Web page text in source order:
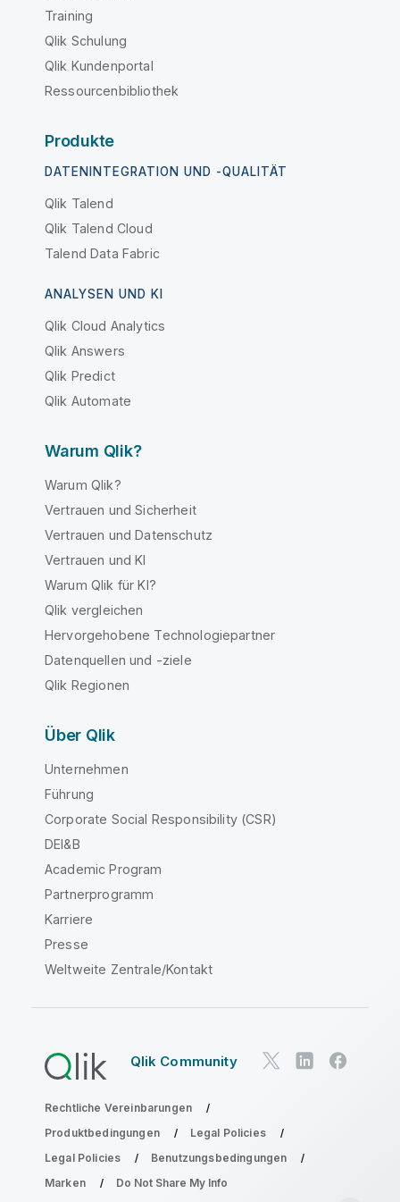
Training
Qlik Schulung
Qlik Kundenportal
Ressourcenbibliothek
Produkte
DATENINTEGRATION UND -QUALITÄT
Qlik Talend
Qlik Talend Cloud
Talend Data Fabric
ANALYSEN UND KI
Qlik Cloud Analytics
Qlik Answers
Qlik Predict
Qlik Automate
Warum Qlik?
Warum Qlik?
Vertrauen und Sicherheit
Vertrauen und Datenschutz
Vertrauen und KI
Warum Qlik für KI?
Qlik vergleichen
Hervorgehobene Technologiepartner
Datenquellen und -ziele
Qlik Regionen
Über Qlik
Unternehmen
Führung
Corporate Social Responsibility (CSR)
DEI&B
Academic Program
Partnerprogramm
Karriere
Presse
Weltweite Zentrale/Kontakt
Qlik Community
Rechtliche Vereinbarungen
Produktbedingungen
Legal Policies
Legal Policies
Benutzungsbedingungen
Marken
Do Not Share My Info